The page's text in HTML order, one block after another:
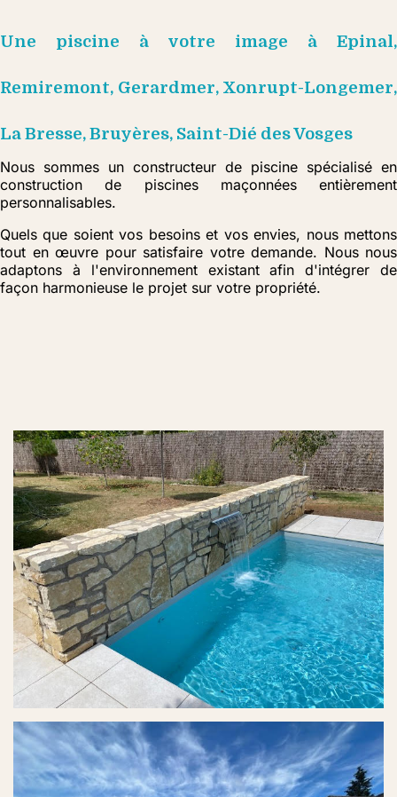
Une piscine à votre image à Epinal,
Remiremont, Gerardmer, Xonrupt-Longemer,
La Bresse, Bruyères, Saint-Dié des Vosges
Nous sommes un constructeur de piscine spécialisé en
construction de piscines maçonnées entièrement
personnalisables.
Quels que soient vos besoins et vos envies, nous mettons
tout en œuvre pour satisfaire votre demande. Nous nous
adaptons à l'environnement existant afin d'intégrer de
façon harmonieuse le projet sur votre propriété.